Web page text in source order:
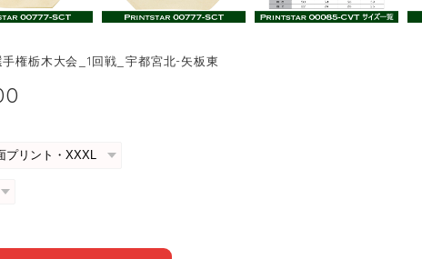
権栃木大会_1回戦_宇都宮北-矢板東